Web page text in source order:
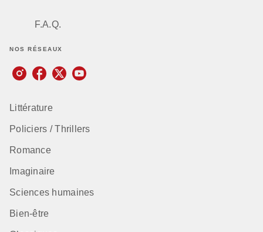
F.A.Q.
NOS RÉSEAUX
Littérature
Policiers / Thrillers
Romance
Imaginaire
Sciences humaines
Bien-être